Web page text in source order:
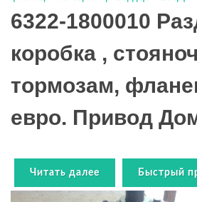
6322-1800010
коробка ,
тормозам,
евро. Привод
Читать далее Быстрый